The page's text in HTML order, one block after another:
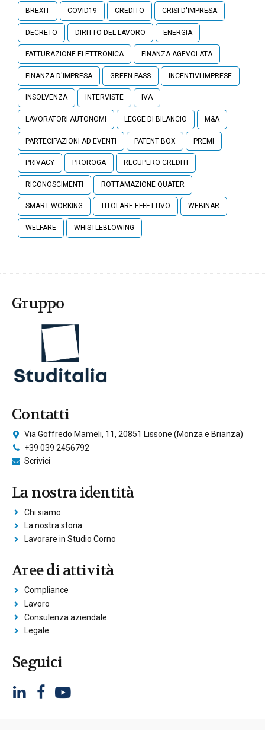
BREXIT COVID19 CREDITO CRISI D'IMPRESA
DECRETO DIRITTO DEL LAVORO ENERGIA
FATTURAZIONE ELETTRONICA FINANZA AGEVOLATA
FINANZA D'IMPRESA GREEN PASS INCENTIVI IMPRESE
INSOLVENZA INTERVISTE IVA
LAVORATORI AUTONOMI LEGGE DI BILANCIO M&A
PARTECIPAZIONI AD EVENTI PATENT BOX PREMI
PRIVACY PROROGA RECUPERO CREDITI
RICONOSCIMENTI ROTTAMAZIONE QUATER
SMART WORKING TITOLARE EFFETTIVO WEBINAR
WELFARE WHISTLEBLOWING
Gruppo
Contatti
Via Goffredo Mameli, 11, 20851 Lissone (Monza e Brianza)
+39 039 2456792
Scrivici
La nostra identità
Chi siamo
La nostra storia
Lavorare in Studio Corno
Aree di attività
Compliance
Lavoro
Consulenza aziendale
Legale
Seguici